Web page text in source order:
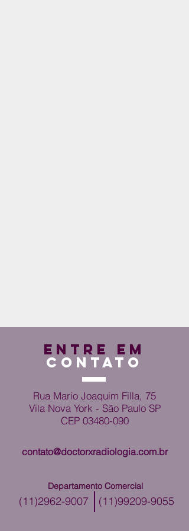
ENTRE EM
CONTATO
Rua Mario Joaquim Filla, 75
Vila Nova York - São Paulo SP
CEP 03480-090
contato@doctorxradiologia.com.br
Departamento Comercial
(11)2962-9007 (11)99209-9055